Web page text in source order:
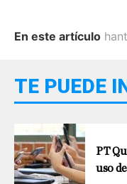
En este artículo
TE PUEDE
PT
uso